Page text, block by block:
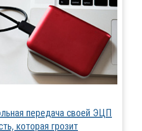
передача своей ЭЦП
которая грозит